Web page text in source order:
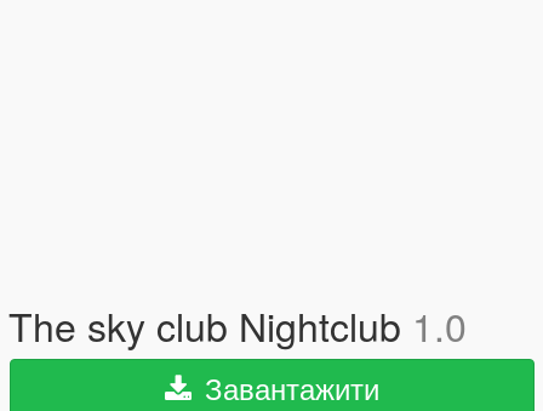
The sky club Nightclub 1.0
Завантажити